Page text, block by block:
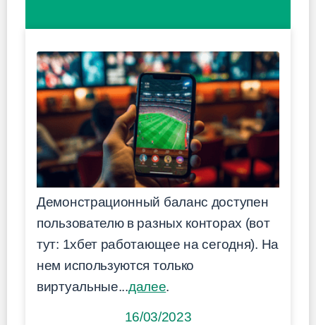
Демонстрационный баланс доступен
пользователю в разных конторах (вот
тут: 1хбет работающее на сегодня). На
нем используются только
виртуальные...далее.
16/03/2023